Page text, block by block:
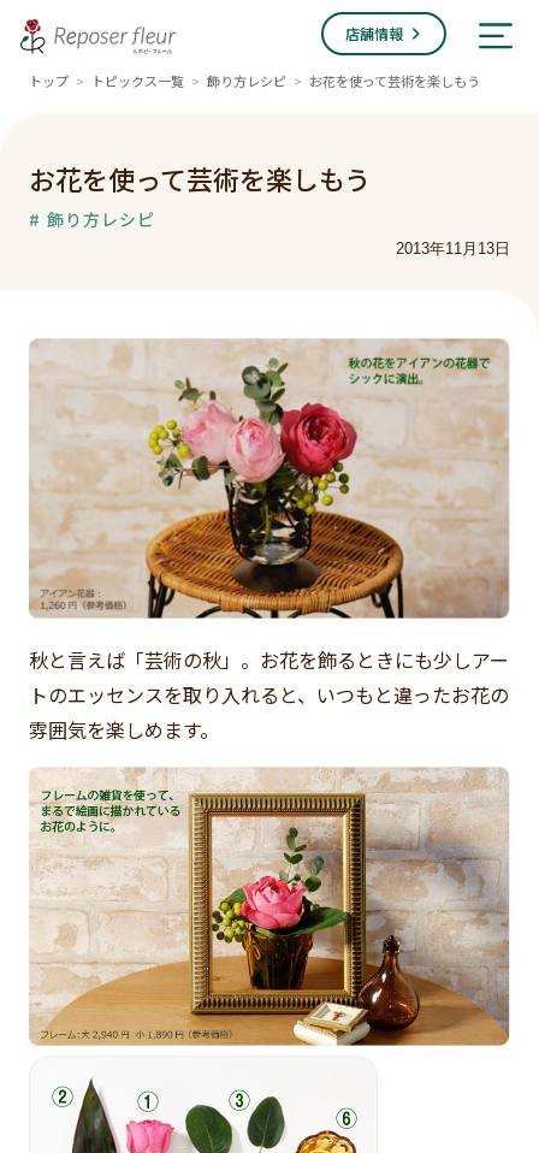
店舗情報
トップ > トピックス一覧 > 飾り方レシピ > お花を使って芸術を楽しもう
お花を使って芸術を楽しもう
# 飾り方レシピ
2013年11月13日
秋と言えば「芸術の秋」。お花を飾るときにも少しアー
トのエッセンスを取り入れると、いつもと違ったお花の
雰囲気を楽しめます。